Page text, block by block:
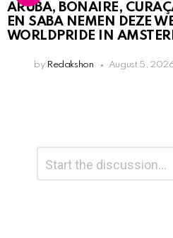
ARUBA, BONAIRE,
EN SABA NEMEN DEZE
WORLDPRIDE IN
by Redakshon August 5,
Reply